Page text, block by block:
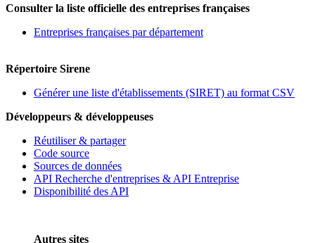
Consulter la liste officielle des entreprises françaises
Entreprises françaises par département
Répertoire Sirene
Générer une liste d'établissements (SIRET) au format CSV
Développeurs & développeuses
Réutiliser & partager
Code source
Sources de données
API Recherche d'entreprises & API Entreprise
Disponibilité des API
Autres sites